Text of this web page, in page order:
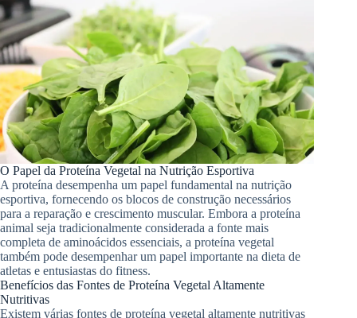
O Papel da Proteína Vegetal na Nutrição Esportiva
A proteína desempenha um papel fundamental na nutrição
esportiva, fornecendo os blocos de construção necessários
para a reparação e crescimento muscular. Embora a proteína
animal seja tradicionalmente considerada a fonte mais
completa de aminoácidos essenciais, a proteína vegetal
também pode desempenhar um papel importante na dieta de
atletas e entusiastas do fitness.
Benefícios das Fontes de Proteína Vegetal Altamente
Nutritivas
Existem várias fontes de proteína vegetal altamente nutritivas